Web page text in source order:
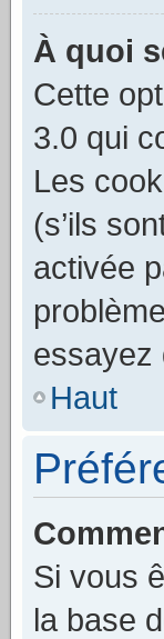
À quoi
Cette
3.0 qui
Les
(s’ils
activée
essayez
Haut
Si vous
la base